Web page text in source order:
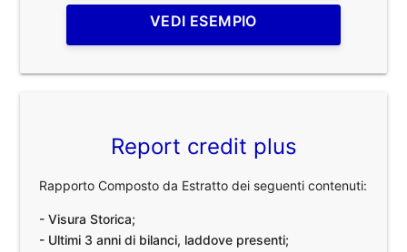
VEDI ESEMPIO
Report credit plus
Rapporto Composto da Estratto dei seguenti contenuti:
- Visura Storica;
- Ultimi 3 anni di bilanci, laddove presenti;